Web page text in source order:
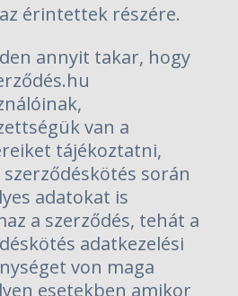
érintettek részére.
annyit takar, hogy
van a
tájékoztatni,
szerződéskötés során
adatokat is
a szerződés, tehát a
adatkezelési
von maga
esetekben amikor